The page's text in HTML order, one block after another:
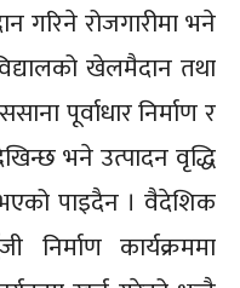
गरिने रोजगारीमा भने
खेलमैदान तथा
पूर्वाधार निर्माण र
भने उत्पादन वृद्धि
पाइदैन । वैदेशिक
कार्यक्रममा